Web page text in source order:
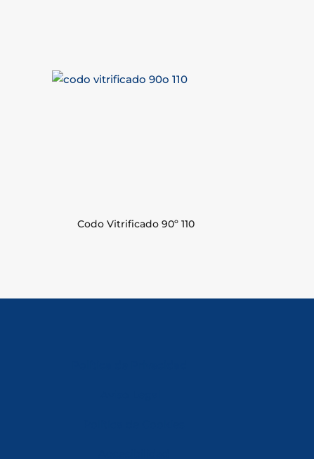
Codo Vitrificado 90º 110